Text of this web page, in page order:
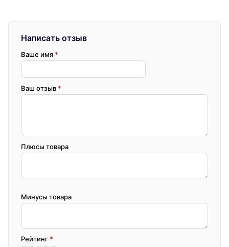
Написать отзыв
Ваше имя *
Ваш отзыв *
Плюсы товара
Минусы товара
Рейтинг *